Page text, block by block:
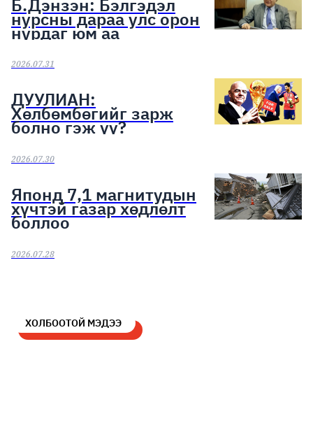
Б.Дэнзэн: Бэлгэдэл
нурсны дараа улс орон
нурдаг юм аа
2026.07.31
ДУУЛИАН:
Хөлбөмбөгийг зарж
болно гэж үү?
2026.07.30
Японд 7,1 магнитудын
хүчтэй газар хөдлөлт
боллоо
2026.07.28
ХОЛБООТОЙ МЭДЭЭ